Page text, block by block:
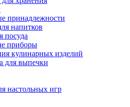
принадлежности
напитков
посуда
приборы
кулинарных изделий
для выпечки
настольных игр